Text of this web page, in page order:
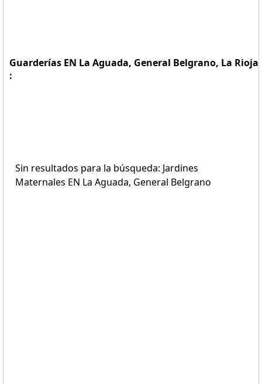
Guarderías EN La Aguada, General Belgrano, La Rioja
:
Sin resultados para la búsqueda: Jardines
Maternales EN La Aguada, General Belgrano